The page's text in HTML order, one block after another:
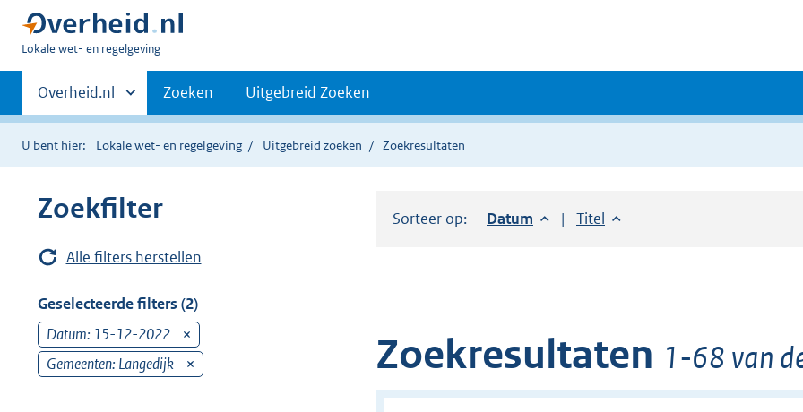
U
hier:
Lokale wet- en regelgeving
Primaire
navigatie
Andere
sites
binnen
Overheid.nl Zoeken Uitgebreid Zoeken
U bent hier: Lokale wet- en regelgeving Uitgebreid zoeken Zoekresultaten
Zoekfilter
Alle filters herstellen
Geselecteerde filters (2)
Datum: 15-12-2022
e
r
Gemeenten: Langedijk
Sorteer op: Sorteer op:
Datum aflopendSorteer op:
Titel oplopend
Zoekresultaten 1-68 van